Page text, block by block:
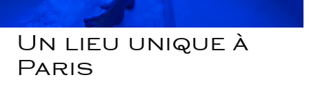
Un lieu unique à
Paris